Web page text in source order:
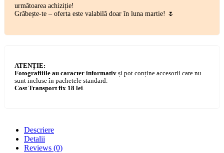
următoarea achiziție!
Grăbește-te – oferta este valabilă doar în luna martie! 🌷
ATENȚIE:
Fotografiiile au caracter informativ și pot conține accesorii care nu
sunt incluse în pachetele standard.
Cost Transport fix 18 lei
Descriere
Detalii
Reviews (0)